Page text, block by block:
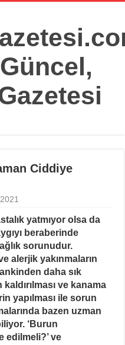
Ciddiye
yatmıyor olsa da
beraberinde
sorunudur.
alerjik yakınmaların
daha sık
ve kanama
yapılması ile sorun
bazen uzman
‘Burun
edilmeli?’ ve